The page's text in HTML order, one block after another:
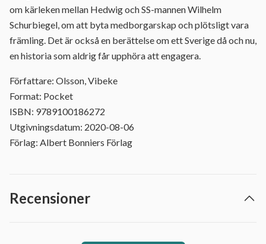
om kärleken mellan Hedwig och SS-mannen Wilhelm
Schurbiegel, om att byta medborgarskap och plötsligt vara
främling. Det är också en berättelse om ett Sverige då och nu,
en historia som aldrig får upphöra att engagera.
Författare: Olsson, Vibeke
Format: Pocket
ISBN: 9789100186272
Utgivningsdatum: 2020-08-06
Förlag: Albert Bonniers Förlag
Recensioner